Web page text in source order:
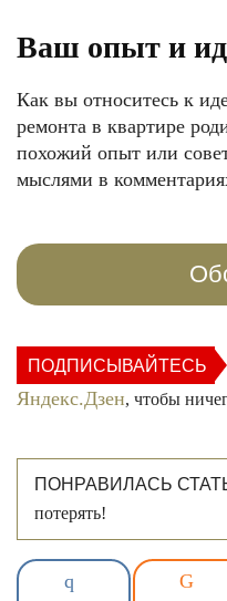
Ваш опыт и
Как вы относитесь к
ремонта в квартире
похожий опыт или
мыслями в
ПОДПИСЫВАЙТЕСЬ
Яндекс.Дзен, чтобы
ПОНРАВИЛАСЬ
потерять!